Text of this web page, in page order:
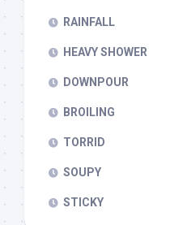
RAINFALL
HEAVY SHOWER
DOWNPOUR
BROILING
TORRID
SOUPY
STICKY